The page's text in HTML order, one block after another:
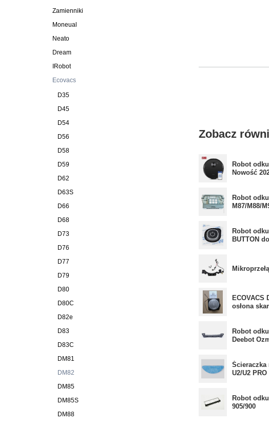
Zamienniki
Moneual
Neato
Dream
IRobot
Ecovacs
D35
D45
D54
D56
D58
D59
D62
D63S
D66
D68
D73
D76
D77
D79
D80
D80C
D82e
D83
D83C
DM81
DM82
DM85
DM85S
DM88
Zobacz
Robot
Nowość
Robot
M87/M88/
Robot
BUTTON
ECOVACS
osłona
Robot
Deebot
Ścieraczka
U2/U2 PRO
Robot
905/900